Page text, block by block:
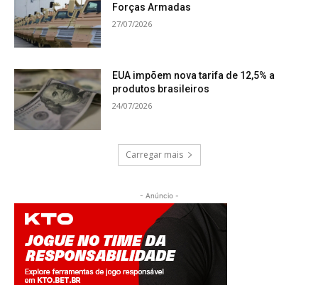
Forças Armadas
27/07/2026
EUA impõem nova tarifa de 12,5% a
produtos brasileiros
24/07/2026
Carregar mais
- Anúncio -